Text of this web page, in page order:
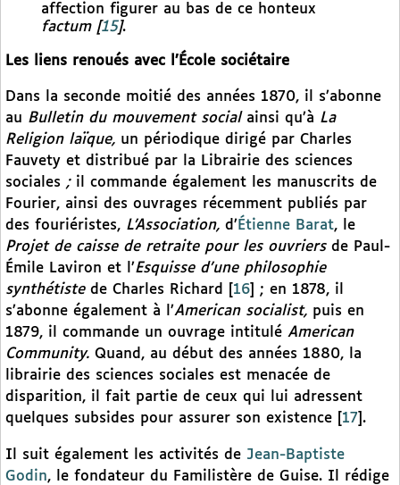
affection figurer au bas de ce honteux
factum[15].
Les liens renoués avec l’École sociétaire
Dans la seconde moitié des années 1870, il s’abonne
au Bulletin du mouvement socialainsi qu’à La
Religion laïque, un périodique dirigé par Charles
Fauvety et distribué par la Librairie des sciences
sociales ; il commande également les manuscrits de
Fourier, ainsi des ouvrages récemment publiés par
des fouriéristes, L’Association, d’ Étienne Barat, le
Projet de caisse de retraite pour les ouvriers de Paul-
Émile Laviron et l’Esquisse d’une philosophie
synthétiste de Charles Richard 16
; en 1878, il
s’abonne également à l’American socialist, puis en
1879, il commande un ouvrage intitulé American
Community. Quand, au début des années 1880, la
librairie des sciences sociales est menacée de
disparition, il fait partie de ceux qui lui adressent
quelques subsides pour assurer son existence
17 .
Il suit également les activités de Jean-Baptiste
Godin, le fondateur du Familistère de Guise. Il rédige